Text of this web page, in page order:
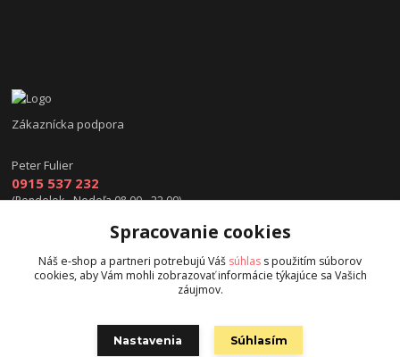
Zákaznícka podpora
Peter Fulier
0915 537 232
(Pondelok - Nedeľa 08.00 - 22.00)
info@hokejexpert.sk
Spracovanie cookies
Náš e-shop a partneri potrebujú Váš súhlas s použitím súborov
cookies, aby Vám mohli zobrazovať informácie týkajúce sa Vašich
záujmov.
Nastavenia Súhlasím